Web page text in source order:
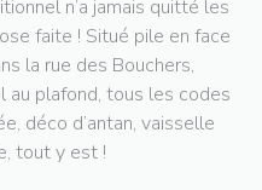
n’a jamais quitté les
faite ! Situé pile en face
la rue des Bouchers,
plafond, tous les codes
déco d’antan, vaisselle
tout y est !